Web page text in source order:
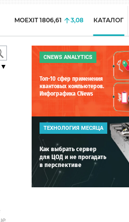
MOEXIT 1806,61 3,08 КАТАЛОГ
▼
CNEWS ANALYTICS
Топ-10 сфер применения
квантовых компьютеров.
Инфографика CNews
ТЕХНОЛОГИЯ МЕСЯЦА
Как выбрать сервер
для ЦОД и не прогадать
в перспективе